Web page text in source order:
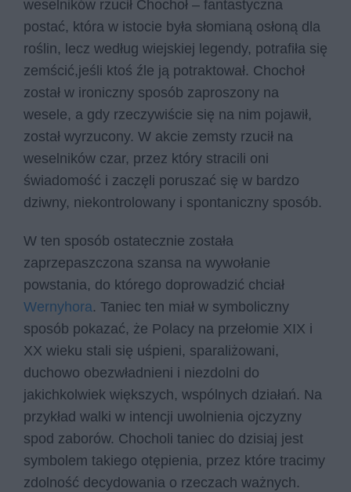
weselników rzucił Chochoł – fantastyczna
postać, która w istocie była słomianą osłoną dla
roślin, lecz według wiejskiej legendy, potrafiła się
zemścić,jeśli ktoś źle ją potraktował. Chochoł
został w ironiczny sposób zaproszony na
wesele, a gdy rzeczywiście się na nim pojawił,
został wyrzucony. W akcie zemsty rzucił na
weselników czar, przez który stracili oni
świadomość i zaczęli poruszać się w bardzo
dziwny, niekontrolowany i spontaniczny sposób.
W ten sposób ostatecznie została
zaprzepaszczona szansa na wywołanie
powstania, do którego doprowadzić chciał
Wernyhora. Taniec ten miał w symboliczny
sposób pokazać, że Polacy na przełomie XIX i
XX wieku stali się uśpieni, sparaliżowani,
duchowo obezwładnieni i niezdolni do
jakichkolwiek większych, wspólnych działań. Na
przykład walki w intencji uwolnienia ojczyzny
spod zaborów. Chocholi taniec do dzisiaj jest
symbolem takiego otępienia, przez które tracimy
zdolność decydowania o rzeczach ważnych.